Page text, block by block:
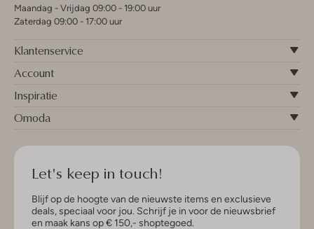
Maandag - Vrijdag 09:00 - 19:00 uur
Zaterdag 09:00 - 17:00 uur
Klantenservice
Account
Inspiratie
Omoda
Let's keep in touch!
Blijf op de hoogte van de nieuwste items en exclusieve
deals, speciaal voor jou. Schrijf je in voor de nieuwsbrief
en maak kans op € 150,- shoptegoed.